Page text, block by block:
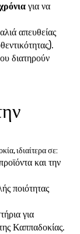
για να
απευθείας
διατηρούν
ιδιαίτερα σε:
και την
ποιότητας
για
Καππαδοκίας.